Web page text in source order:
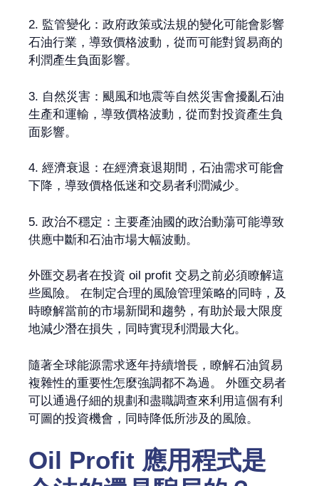
2. 監管變化：政府政策或法規的變化可能會影響
石油行業，導致價格波動，從而可能對貿易商的
利潤產生負面影響。
3. 自然災害：颶風和地震等自然災害會擾亂石油
生產和運輸，導致價格波動，從而對投資產生負
面影響。
4. 經濟衰退：在經濟衰退期間，石油需求可能會
下降，導致價格低迷和交易者利潤減少。
5. 政治不穩定：主要產油國的政治動蕩可能導致
供應中斷和石油市場大幅波動。
外匯交易者在投資 oil profit 交易之前必須瞭解這
些風險。 在制定合理的風險管理策略的同時，及
時瞭解當前的市場新聞和趨勢，有助於最大限度
地減少潛在損失，同時實現利潤最大化。
隨著全球能源需求逐年持續增長，瞭解石油貿易
複雜性的重要性怎麼強調都不為過。 外匯交易者
可以通過仔細的規劃和盡職調查來利用這個有利
可圖的投資機會，同時降低所涉及的風險。
Oil Profit 應用程式是